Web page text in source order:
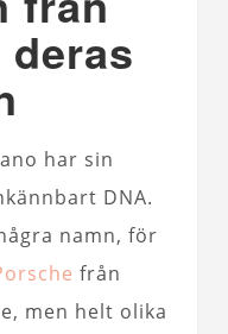
har sin
DNA.
namn, för
från
men helt olika